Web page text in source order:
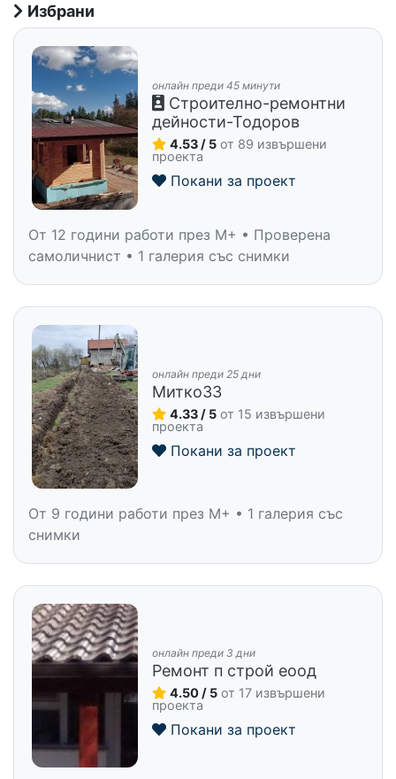
Избрани
онлайн преди 45 минути
Строително-ремонтни
дейности-Тодоров
4.53 / 5 от 89 извършени
проекта
Покани за проект
От 12 години работи през M+ • Проверена
самоличнист • 1 галерия със снимки
онлайн преди 25 дни
Митко33
4.33 / 5 от 15 извършени
проекта
Покани за проект
От 9 години работи през M+ • 1 галерия със
снимки
онлайн преди 3 дни
Ремонт п строй еоод
4.50 / 5 от 17 извършени
проекта
Покани за проект